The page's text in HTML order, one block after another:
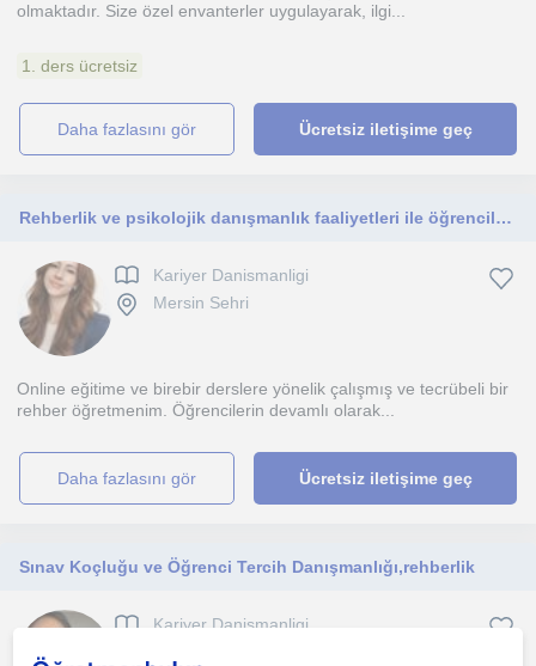
olmaktadır. Size özel envanterler uygulayarak, ilgi...
1. ders ücretsiz
daha fazlasını gör Ücretsiz iletişime geç
Rehberlik ve psikolojik danışmanlık faaliyetleri ile öğrencilerin meslek rehberliği, bireysel rehberlik alanlarındaki problemleri.
Kariyer Danismanligi
Mersin Sehri
Online eğitime ve birebir derslere yönelik çalışmış ve tecrübeli bir
rehber öğretmenim. Öğrencilerin devamlı olarak...
daha fazlasını gör Ücretsiz iletişime geç
Sınav Koçluğu ve Öğrenci Tercih Danışmanlığı,rehberlik
Kariyer Danismanligi